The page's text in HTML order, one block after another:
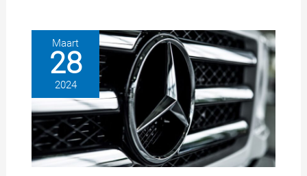
Maart
28
2024